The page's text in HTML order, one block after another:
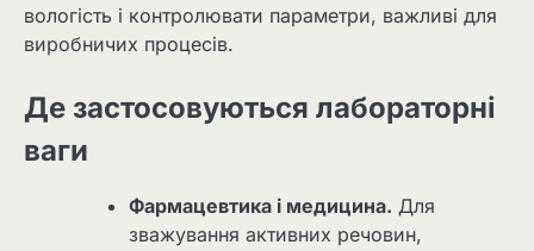
вологість і контролювати параметри, важливі для
виробничих процесів.
Де застосовуються лабораторні
ваги
Фармацевтика і медицина. Для
зважування активних речовин,